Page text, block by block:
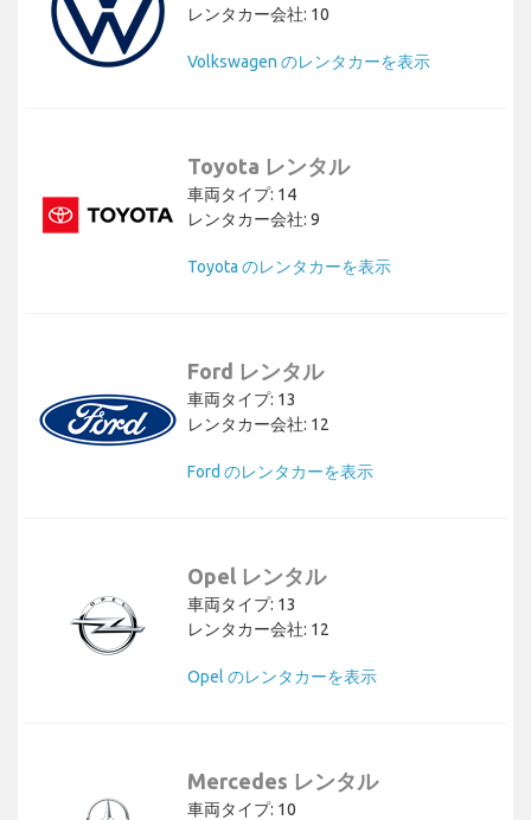
レンタカー会社: 10
Volkswagen のレンタカーを表示
Toyota レンタル
車両タイプ: 14
レンタカー会社: 9
Toyota のレンタカーを表示
Ford レンタル
車両タイプ: 13
レンタカー会社: 12
Ford のレンタカーを表示
Opel レンタル
車両タイプ: 13
レンタカー会社: 12
Opel のレンタカーを表示
Mercedes レンタル
車両タイプ: 10